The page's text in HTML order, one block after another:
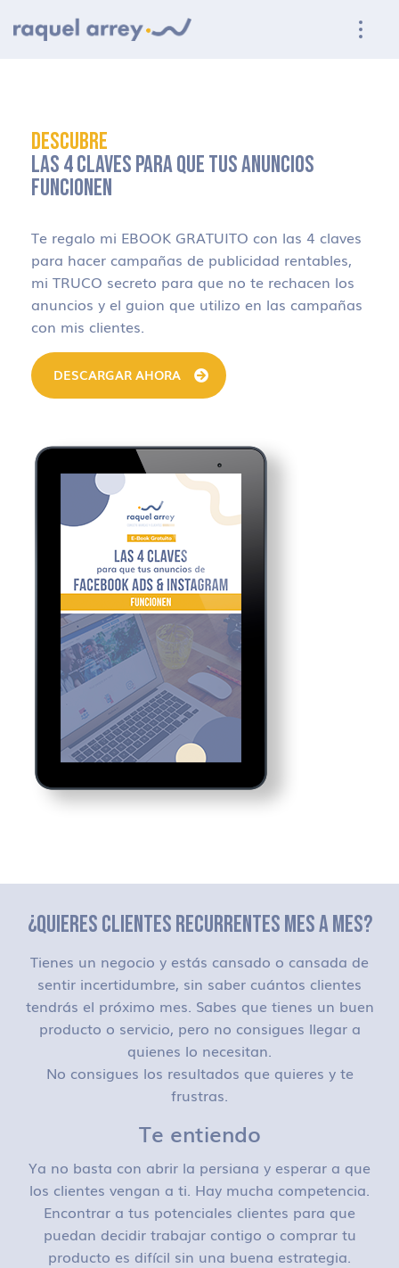
DESCUBRE
LAS 4 CLAVES PARA QUE TUS ANUNCIOS
FUNCIONEN
Te regalo mi EBOOK GRATUITO con las 4 claves
para hacer campañas de publicidad rentables,
mi TRUCO secreto para que no te rechacen los
anuncios y el guion que utilizo en las campañas
con mis clientes.
DESCARGAR AHORA
¿QUIERES CLIENTES RECURRENTES MES A MES?
Tienes un negocio y estás cansado o cansada de
sentir incertidumbre, sin saber cuántos clientes
tendrás el próximo mes. Sabes que tienes un buen
producto o servicio, pero no consigues llegar a
quienes lo necesitan.
No consigues los resultados que quieres y te
frustras.
Te entiendo
Ya no basta con abrir la persiana y esperar a que
los clientes vengan a ti. Hay mucha competencia.
Encontrar a tus potenciales clientes para que
puedan decidir trabajar contigo o comprar tu
producto es difícil sin una buena estrategia.